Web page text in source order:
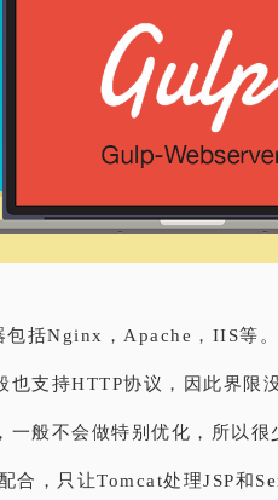
包括Nginx，Apache，IIS等
也支持HTTP协议，因此界限
一般不会做特别优化，所以
合，只让Tomcat处理JSP和